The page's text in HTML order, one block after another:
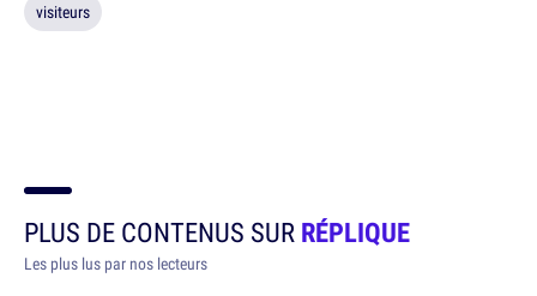
visiteurs
PLUS DE CONTENUS SURRÉPLIQUE
Les plus lus par nos lecteurs